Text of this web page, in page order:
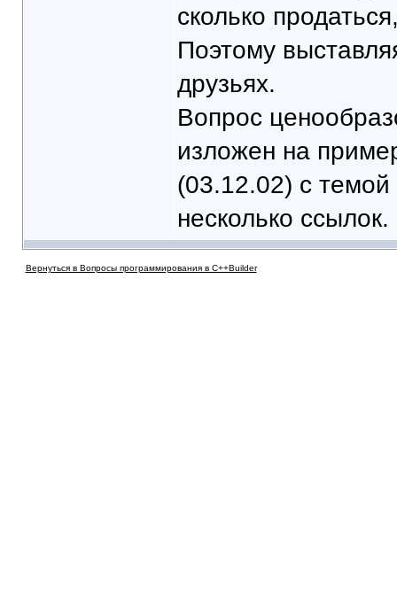
сколько
Поэтому
друзьях.
Вопрос
изложен на
(03.12.02) с
несколько ссылок.
Вернуться в Вопросы программирования в C++Builder